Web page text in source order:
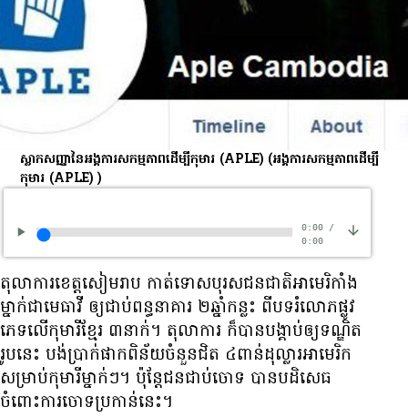
ស្លាកសញ្ញា​នៃ​អង្គការសកម្មភាពដើម្បីកុមារ (APLE) (អង្គការសកម្មភាពដើម្បី
កុមារ (APLE) )
0:00/
0:00
តុលាការ​ខេត្ត​សៀមរាប កាត់​ទោស​បុរស​ជន​ជាតិ​អាមេរិកាំង​
ម្នាក់​ជា​មេធាវី ឲ្យ​ជាប់​ពន្ធនាគារ ២ឆ្នាំ​កន្លះ ពី​បទ​រំលោភ​ផ្លូវ​
ភេទ​លើ​កុមារី​ខ្មែរ ៣នាក់។ តុលាការ ក៏​បាន​បង្គាប់​ឲ្យ​ទណ្ឌិត​
រូប​នេះ បង់ប្រាក់ផាកពិន័យចំនួនជិត ៤ពាន់​ដុល្លារ​អាមេរិក
សម្រាប់​កុមារី​ម្នាក់ៗ។ ប៉ុន្តែ​ជន​ជាប់​ចោទ បាន​បដិសេធ​
ចំពោះ​ការ​ចោទ​ប្រកាន់​នេះ។